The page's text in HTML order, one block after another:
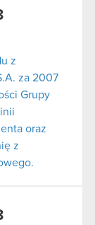
z
za 2007
Grupy
oraz
z